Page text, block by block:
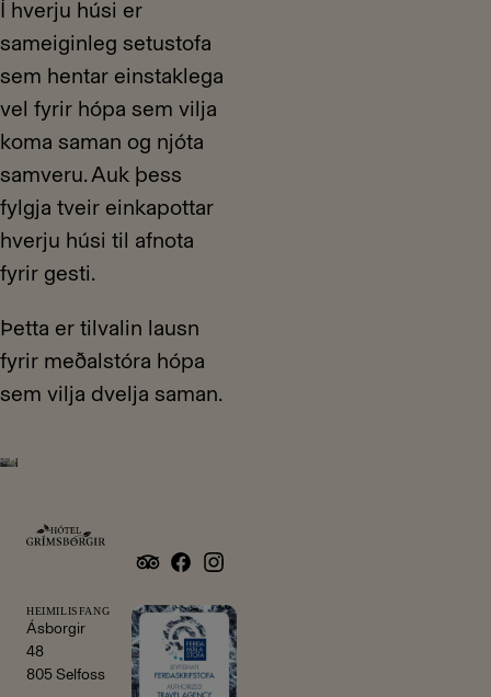
Í hverju húsi er
sameiginleg setustofa
sem hentar einstaklega
vel fyrir hópa sem vilja
koma saman og njóta
samveru. Auk þess
fylgja tveir einkapottar
hverju húsi til afnota
fyrir gesti.
Þetta er tilvalin lausn
fyrir meðalstóra hópa
sem vilja dvelja saman.
HEIMILISFANG
Ásborgir
48
805 Selfoss